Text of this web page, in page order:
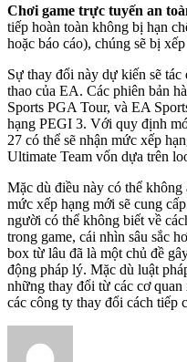
Chơi game trực tuyến an
tiếp hoàn toàn không bị hạn
hoặc báo cáo), chúng sẽ bị
Sự thay đổi này dự kiến sẽ tác
thao của EA. Các phiên bản
Sports PGA Tour, và EA
hạng PEGI 3. Với quy định
27 có thể sẽ nhận mức xếp
Ultimate Team vốn dựa trên
Mặc dù điều này có thể
mức xếp hạng mới sẽ cung
người có thể không biết về
trong game, cái nhìn sâu sắc
box từ lâu đã là một chủ đề
động pháp lý. Mặc dù luật
những thay đổi từ các cơ
các công ty thay đổi cách tiếp